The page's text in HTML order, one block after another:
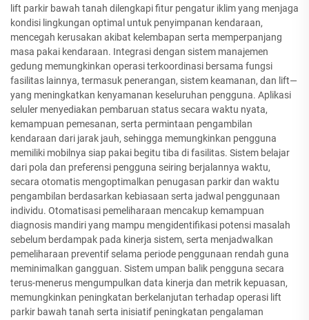
lift parkir bawah tanah dilengkapi fitur pengatur iklim yang menjaga
kondisi lingkungan optimal untuk penyimpanan kendaraan,
mencegah kerusakan akibat kelembapan serta memperpanjang
masa pakai kendaraan. Integrasi dengan sistem manajemen
gedung memungkinkan operasi terkoordinasi bersama fungsi
fasilitas lainnya, termasuk penerangan, sistem keamanan, dan lift—
yang meningkatkan kenyamanan keseluruhan pengguna. Aplikasi
seluler menyediakan pembaruan status secara waktu nyata,
kemampuan pemesanan, serta permintaan pengambilan
kendaraan dari jarak jauh, sehingga memungkinkan pengguna
memiliki mobilnya siap pakai begitu tiba di fasilitas. Sistem belajar
dari pola dan preferensi pengguna seiring berjalannya waktu,
secara otomatis mengoptimalkan penugasan parkir dan waktu
pengambilan berdasarkan kebiasaan serta jadwal penggunaan
individu. Otomatisasi pemeliharaan mencakup kemampuan
diagnosis mandiri yang mampu mengidentifikasi potensi masalah
sebelum berdampak pada kinerja sistem, serta menjadwalkan
pemeliharaan preventif selama periode penggunaan rendah guna
meminimalkan gangguan. Sistem umpan balik pengguna secara
terus-menerus mengumpulkan data kinerja dan metrik kepuasan,
memungkinkan peningkatan berkelanjutan terhadap operasi lift
parkir bawah tanah serta inisiatif peningkatan pengalaman